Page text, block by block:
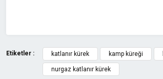
Etiketler : katlanır kürek kamp küreği
nurgaz katlanır kürek